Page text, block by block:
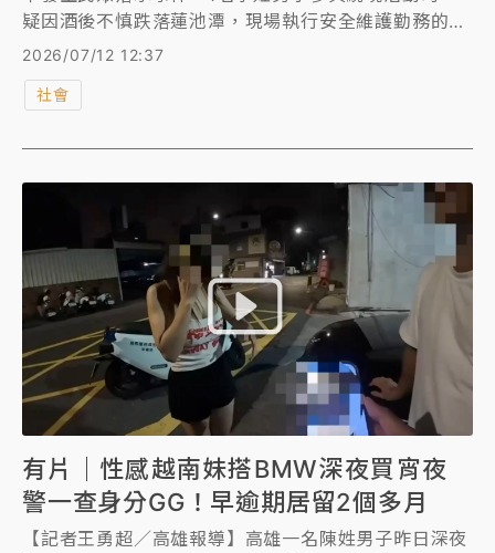
疑因酒後不慎跌落蓮池潭，現場執行安全維護勤務的警
力及人員立即發現，拋擲救生圈協助脫困，並由警消送
2026/07/12 12:37
社會
有片｜性感越南妹搭BMW深夜買宵夜
警一查身分GG！早逾期居留2個多月
【記者王勇超／高雄報導】高雄一名陳姓男子昨日深夜